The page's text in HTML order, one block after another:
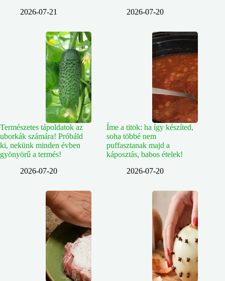
2026-07-21
2026-07-20
Természetes tápoldatok az
uborkák számára! Próbáld
ki, nekünk minden évben
gyönyörű a termés!
2026-07-20
Íme a titok: ha így készíted,
soha többé nem
puffasztanak majd a
káposztás, babos ételek!
2026-07-20